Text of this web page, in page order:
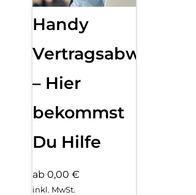
Handy
Vertragsabwicklung
– Hier
bekommst
Du Hilfe
ab 0,00 €
inkl. MwSt.